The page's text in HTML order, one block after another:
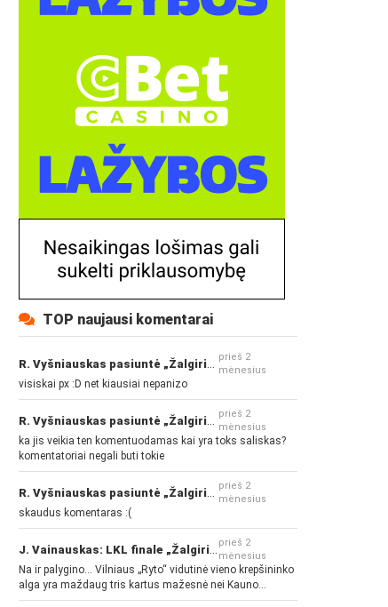
TOP naujausi komentarai
prieš 2
mėnesius
visiskai px :D net kiausiai nepanizo
prieš 2
mėnesius
ka jis veikia ten komentuodamas kai yra toks saliskas?
komentatoriai negali buti tokie
prieš 2
mėnesius
skaudus komentaras :(
prieš 2
mėnesius
Na ir palygino... Vilniaus „Ryto“ vidutinė vieno krepšininko
alga yra maždaug tris kartus mažesnė nei Kauno
„Žalgirio“... Mokama už sugebėjimus... Nėra pinigų - nėra